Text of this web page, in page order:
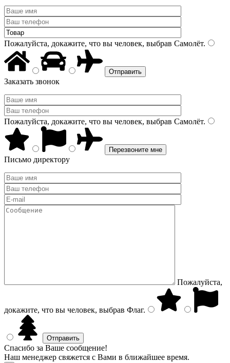
Пожалуйста, докажите, что вы человек, выбрав Самолёт.
Заказать звонок
Пожалуйста, докажите, что вы человек, выбрав Самолёт.
Письмо директору
Пожалуйста,
докажите, что вы человек, выбрав Флаг.
Спасибо за Ваше сообщение!
Наш менеджер свяжется с Вами в ближайшее время.